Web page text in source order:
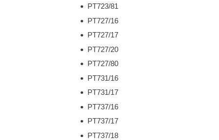
PT723/81
PT727/16
PT727/17
PT727/20
PT727/80
PT731/16
PT731/17
PT737/16
PT737/17
PT737/18